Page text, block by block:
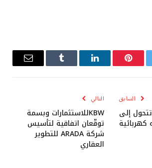
بينتيريستلينكدإن Tumblr
البريد
السابق
إلى
كهربائية
التالي
KBWللاستثمارات وبسمة
توقّعان اتفاقية لتأسيس
شركة ARADA للتطوير
العقاري